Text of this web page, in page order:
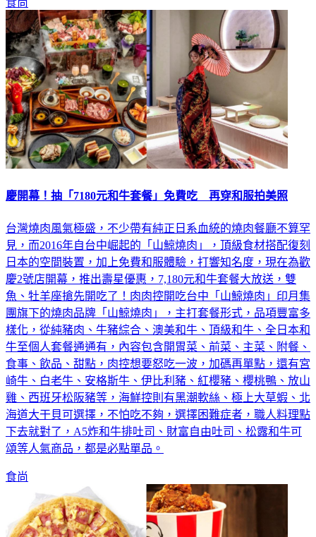
見，而2016年自台中崛起的「山鯨燒肉」，頂級食材搭配復刻
日本的空間裝置，加上免費和服體驗，打響知名度，現在為歡
慶2號店開幕，推出壽星優惠，7,180元和牛套餐大放送，雙
魚、牡羊座搶先開吃了！肉肉控開吃台中「山鯨燒肉」印月集
團旗下的燒肉品牌「山鯨燒肉」，主打套餐形式，品項豐富多
樣化，從純豬肉、牛豬綜合、澳美和牛、頂級和牛、全日本和
牛至個人套餐通通有，內容包含開胃菜、前菜、主菜、附餐、
食事、飲品、甜點，肉控想要怒吃一波，加碼再單點，還有宮
崎牛、白老牛、安格斯牛、伊比利豬、紅櫻豬、櫻桃鴨、放山
雞、西班牙松阪豬等，海鮮控則有黑潮軟絲、極上大草蝦、北
海道大干貝可選擇，不怕吃不夠，選擇困難症者，職人料理點
下去就對了，A5炸和牛排吐司、財富自由吐司、松露和牛可
頌等人氣商品，都是必點單品。